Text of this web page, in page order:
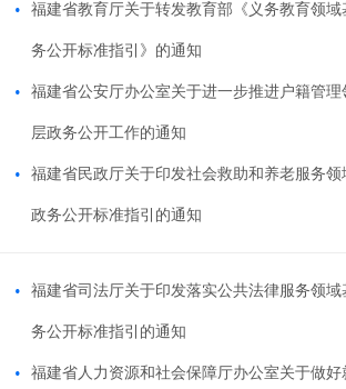
福建省教育厅关于转发教育部《义务教育领域
务公开标准指引》的通知
福建省公安厅办公室关于进一步推进户籍管理
层政务公开工作的通知
福建省民政厅关于印发社会救助和养老服务领
政务公开标准指引的通知
福建省司法厅关于印发落实公共法律服务领域
务公开标准指引的通知
福建省人力资源和社会保障厅办公室关于做好